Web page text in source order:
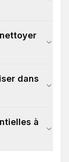
dans
à